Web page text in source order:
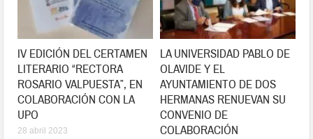
IV EDICIÓN DEL CERTAMEN
LITERARIO “RECTORA
ROSARIO VALPUESTA”, EN
COLABORACIÓN CON LA
UPO
28 abril 2023
LA UNIVERSIDAD PABLO DE
OLAVIDE Y EL
AYUNTAMIENTO DE DOS
HERMANAS RENUEVAN SU
CONVENIO DE
COLABORACIÓN